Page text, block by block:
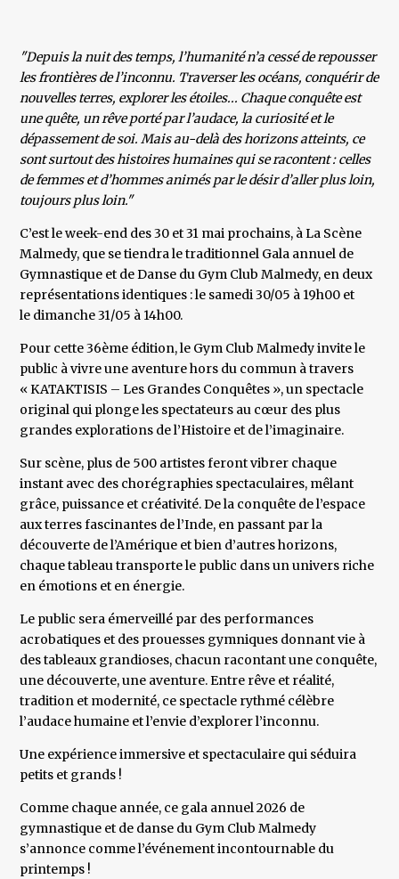
"Depuis la nuit des temps, l’humanité n’a cessé de repousser
les frontières de l’inconnu. Traverser les océans, conquérir de
nouvelles terres, explorer les étoiles... Chaque conquête est
une quête, un rêve porté par l’audace, la curiosité et le
dépassement de soi. Mais au-delà des horizons atteints, ce
sont surtout des histoires humaines qui se racontent : celles
de femmes et d’hommes animés par le désir d’aller plus loin,
toujours plus loin."
C’est le week-end des 30 et 31 mai prochains, à La Scène
Malmedy, que se tiendra le traditionnel Gala annuel de
Gymnastique et de Danse du Gym Club Malmedy, en deux
représentations identiques : le samedi 30/05 à 19h00 et
le dimanche 31/05 à 14h00.
Pour cette 36ème édition, le Gym Club Malmedy invite le
public à vivre une aventure hors du commun à travers
« KATAKTISIS – Les Grandes Conquêtes », un spectacle
original qui plonge les spectateurs au cœur des plus
grandes explorations de l’Histoire et de l’imaginaire.
Sur scène, plus de 500 artistes feront vibrer chaque
instant avec des chorégraphies spectaculaires, mêlant
grâce, puissance et créativité. De la conquête de l’espace
aux terres fascinantes de l’Inde, en passant par la
découverte de l’Amérique et bien d’autres horizons,
chaque tableau transporte le public dans un univers riche
en émotions et en énergie.
Le public sera émerveillé par des performances
acrobatiques et des prouesses gymniques donnant vie à
des tableaux grandioses, chacun racontant une conquête,
une découverte, une aventure. Entre rêve et réalité,
tradition et modernité, ce spectacle rythmé célèbre
l’audace humaine et l’envie d’explorer l’inconnu.
Une expérience immersive et spectaculaire qui séduira
petits et grands !
Comme chaque année, ce gala annuel 2026 de
gymnastique et de danse du Gym Club Malmedy
s’annonce comme l’événement incontournable du
printemps !